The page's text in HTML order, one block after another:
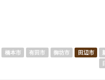
橋本市 有田市 御坊市 田辺市